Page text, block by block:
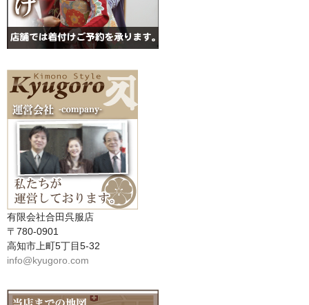
有限会社合田呉服店
〒780-0901
高知市上町5丁目5-32
info@kyugoro.com